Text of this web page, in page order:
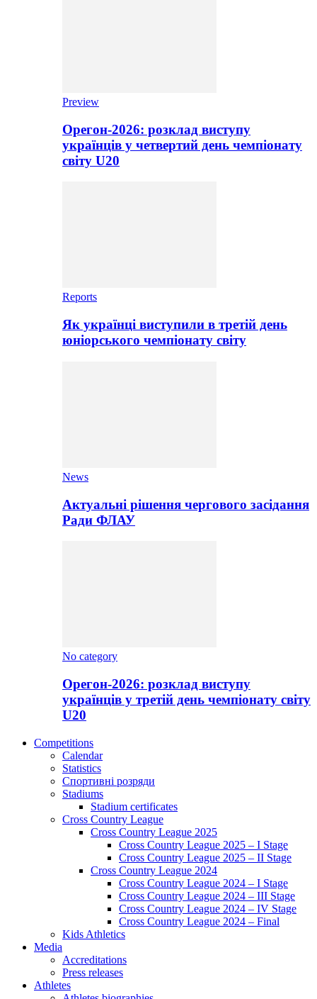
Preview
Орегон-2026: розклад виступу
українців у четвертий день чемпіонату
світу U20
Reports
Як українці виступили в третій день
юніорського чемпіонату світу
News
Актуальні рішення чергового засідання
Ради ФЛАУ
No category
Орегон-2026: розклад виступу
українців у третій день чемпіонату світу
U20
Competitions
Calendar
Statistics
Спортивні розряди
Stadiums
Stadium certificates
Cross Country League
Cross Country League 2025
Cross Country League 2025 – I Stage
Cross Country League 2025 – II Stage
Cross Country League 2024
Cross Country League 2024 – I Stage
Cross Country League 2024 – III Stage
Cross Country League 2024 – IV Stage
Cross Country League 2024 – Final
Kids Athletics
Media
Accreditations
Press releases
Athletes